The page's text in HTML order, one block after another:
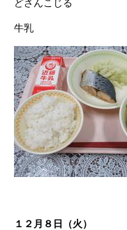
どさんこじる
牛乳
１２月８日（火）